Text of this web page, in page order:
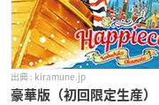
kiramune.jp
豪華版（初回限定生産）